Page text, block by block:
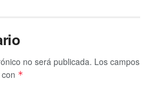
no será publicada. Los campos
*